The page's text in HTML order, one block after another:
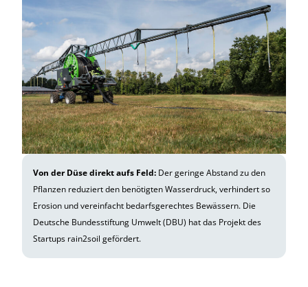
Von der Düse direkt aufs Feld: Der geringe Abstand zu den
Pflanzen reduziert den benötigten Wasserdruck, verhindert so
Erosion und vereinfacht bedarfsgerechtes Bewässern. Die
Deutsche Bundesstiftung Umwelt (DBU) hat das Projekt des
Startups rain2soil gefördert.